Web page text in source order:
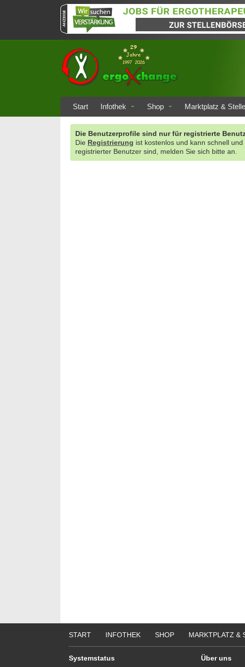
Start Infothek Shop Marktplatz &
Die Benutzerprofile sind nur für registrierte
Die Registrierung ist kostenlos und kann schnell
registrierter Benutzer sind, melden Sie sich bitte an.
START INFOTHEK SHOP MARKTPLATZ &
Systemstatus Über uns